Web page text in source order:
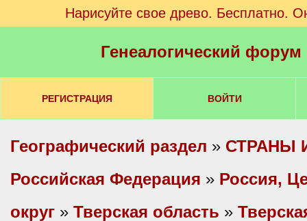
Нарисуйте свое древо. Бесплатно.
Генеалогический
РЕГИСТРАЦИЯ ВОЙТИ
Географический раздел » СТРАНЫ
Российская Федерация » Россия,
округ » Тверская область »